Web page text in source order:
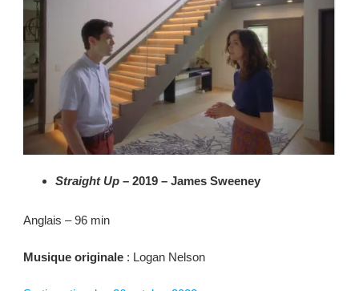
Straight Up – 2019 – James Sweeney
Anglais – 96 min
Musique originale : Logan Nelson